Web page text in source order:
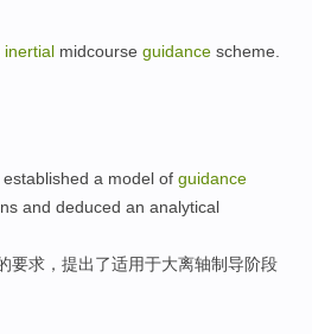
inertial midcourse guidance scheme.
established a model of guidance
and deduced an analytical
要求，提出了适用于大离轴制导阶段